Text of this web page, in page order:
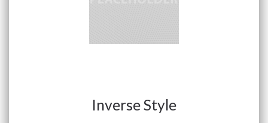
Inverse Style